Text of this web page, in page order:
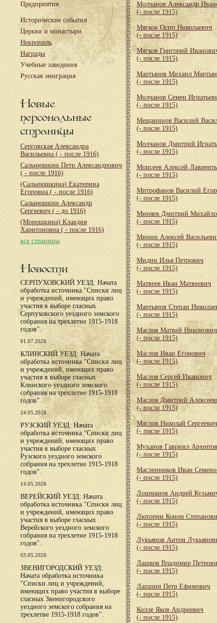
Предприятия
Исторические события
Церкви и монастыри
Некрополь
Награды
Учебные заведения
Русская эмиграция
Новые
персональные
страницы
Серговская Александра
Васильевна ( - после 1916)
Сальнюшкин Петр Александрович
( - после 1916)
(Сальнюшкина) Екатерина
Егоровна ( - после 1916)
Сальнюшкин Александр
Сергеевич ( - до 1916)
(Морошкина) Клавдия
Харитоновна ( - после 1916)
все страницы
Новости
СЕРПУХОВСКИЙ УЕЗД: Начата
обработка источника "Списки лиц
и учреждений, имеющих право
участия в выборе гласных
Серпуховского уездного земского
собрания на трехлетие 1915-1918
годов".
01.07.2026
КЛИНСКИЙ УЕЗД: Начата
обработка источника "Списки лиц
и учреждений, имеющих право
участия в выборе гласных
Клинского уездного земского
собрания на трехлетие 1915-1918
годов".
24.05.2026
РУЗСКИЙ УЕЗД: Начата
обработка источника "Списки лиц
и учреждений, имеющих право
участия в выборе гласных
Рузского уездного земского
собрания на трехлетие 1915-1918
годов".
14.05.2026
ВЕРЕЙСКИЙ УЕЗД: Начата
обработка источника "Списки лиц
и учреждений, имеющих право
участия в выборе гласных
Верейского уездного земского
собрания на трехлетие 1915-1918
годов".
03.05.2026
ЗВЕНИГОРОДСКИЙ УЕЗД:
Начата обработка источника
"Списки лиц и учреждений,
имеющих право участия в выборе
гласных Звенигородского
уездного земского собрания на
трехлетие 1915-1918 годов".
Молчанов Александр
(- после 1915)
Мягков Осип Николаевич
(- после 1915)
Мягков Григорий
(- после 1915)
Мартынов Михаил
(- после 1915)
Молчанов Семен
(- после 1915)
Мещанинов Василий
(- после 1915)
Молчанов Дмитрий
(- после 1915)
Моисеев Алексей
(- после 1915)
Митрофанов Василий
(- после 1915)
Миняев Дмитрий
(- после 1915)
Минин Алексей
(- после 1915)
Мидин Илья Петрович
(- после 1915)
Матвеев Иван Матвеевич
(- после 1915)
Мартынов Степан
(- после 1915)
Маслов Матвей Никонович
(- после 1915)
Маслов Иван Егорович
(- после 1915)
Маслов Сергей Иванович
(- после 1915)
Маслов Дмитрий
(- после 1915)
Маслов Николай Сергеевич
(- после 1915)
Муханов Гавриил
(- после 1915)
Масленников Иван
(- после 1915)
Лошманов Андрей
(- после 1915)
Люторин Конон
(- после 1915)
Лукьянов Антон
(- после 1915)
Лашков Владимир
(- после 1915)
Лапшин Петр Ефимович
(- после 1915)
Колле Яков Андреевич
(- после 1915)